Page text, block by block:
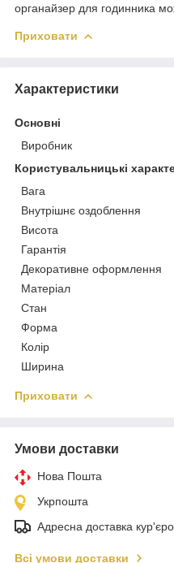
органайзер для годинника
Приховати
Характеристики
Основні
Виробник
Користувальницькі
Вага
Внутрішнє оздоблення
Висота
Гарантія
Декоративне оформлення
Матеріал
Стан
Форма
Колір
Ширина
Приховати
Умови доставки
Нова Пошта
Укрпошта
Адресна доставка
Всі умови доставки